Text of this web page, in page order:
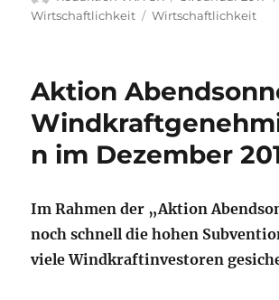
am
Wirtschaftlichkeit
Schlagwörter
Wirtschaftlichkeit
Aktion
n im Dezember
Im Rahmen der „Aktion
noch schnell die hohen
viele Windkraftinvestoren